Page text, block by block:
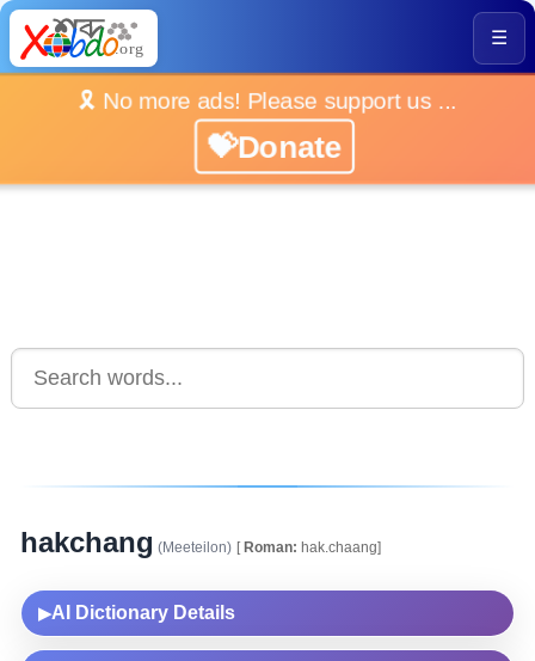
☰
🎗️ No more ads! Please support us ...
💝Donate
hakchang (Meeteilon) [Roman: hak.chaang]
▶AI Dictionary Details